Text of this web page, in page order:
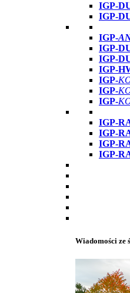
IGP-
IGP-
IGP-
IGP-
IGP-
IGP-
IGP-
IGP-
IGP-
IGP-
IGP-
IGP-
IGP-
Wiadomości ze